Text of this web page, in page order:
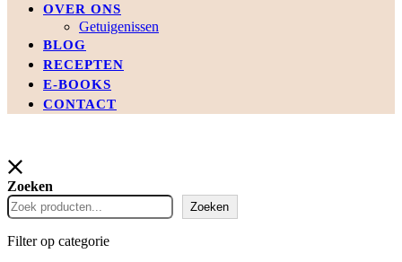
OVER ONS
Getuigenissen
BLOG
RECEPTEN
E-BOOKS
CONTACT
Zoeken
Zoeken
Filter op categorie